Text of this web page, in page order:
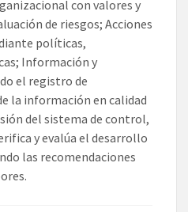
con valores y
de riesgos; Acciones
políticas,
Información y
el registro de
la información en calidad
del sistema de control,
y evalúa el desarrollo
las recomendaciones